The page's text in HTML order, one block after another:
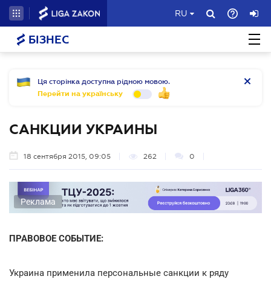
RU
БІЗНЕС
Ця сторінка доступна рідною мовою.
Перейти на українську
САНКЦИИ УКРАИНЫ
18 сентября 2015, 09:05 262 0
Реклама
ПРАВОВОЕ СОБЫТИЕ:
Украина применила персональные санкции к ряду